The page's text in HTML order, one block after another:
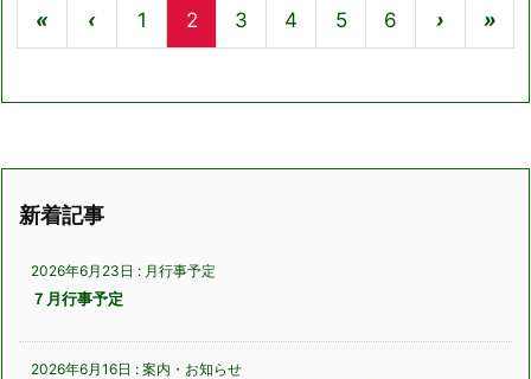
« ‹ 1 2 3 4 5 6 › »
新着記事
2026年6月23日 : 月行事予定
７月行事予定
2026年6月16日 : 案内・お知らせ